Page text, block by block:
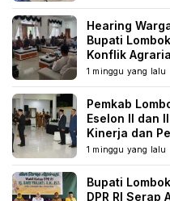
Hearing
Bupati
Konflik
1 minggu yang lalu
Pemkab
Eselon II dan
Kinerja dan
1 minggu yang lalu
Bupati
DPR RI Serap